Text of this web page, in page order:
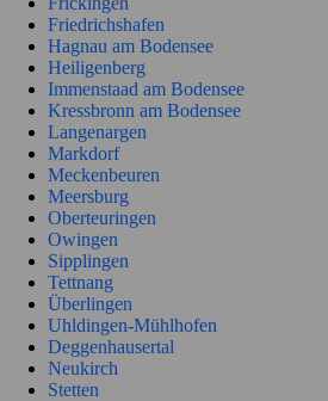
Friedrichshafen
Hagnau am Bodensee
Heiligenberg
Immenstaad am Bodensee
Kressbronn am Bodensee
Langenargen
Markdorf
Meckenbeuren
Meersburg
Oberteuringen
Owingen
Sipplingen
Tettnang
Überlingen
Uhldingen-Mühlhofen
Deggenhausertal
Neukirch
Stetten